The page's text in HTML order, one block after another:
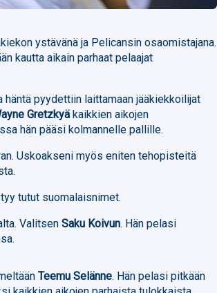
ystävänä ja Pelicansin osaomistajana.
kautta aikain parhaat pelaajat
pyydettiin laittamaan jääkiekkoilijat
Gretzkyä kaikkien aikojen
hän pääsi kolmannelle pallille.
Uskoakseni myös eniten tehopisteitä
tutut suomalaisnimet.
ValitsenSaku Koivun. Hän pelasi
Teemu Selänne. Hän pelasi pitkään